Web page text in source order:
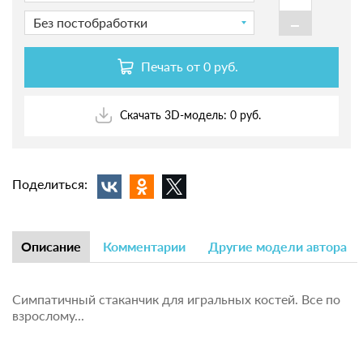
Без постобработки
-
Печать от 0 руб.
Скачать 3D-модель: 0 руб.
Поделиться:
Описание Комментарии Другие модели автора
Симпатичный стаканчик для игральных костей. Все по
взрослому...